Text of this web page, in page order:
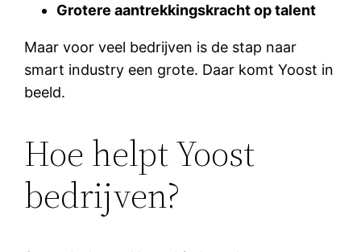
Grotere aantrekkingskracht op talent
Maar voor veel bedrijven is de stap naar
smart industry een grote. Daar komt Yoost in
beeld.
Hoe helpt Yoost
bedrijven?